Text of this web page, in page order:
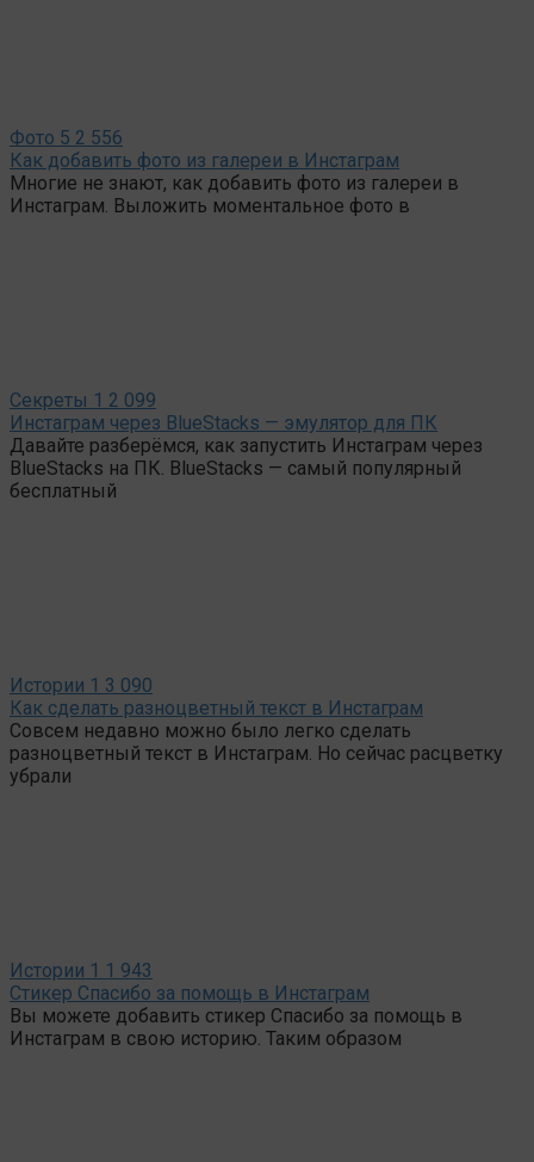
Фото 5 2 556
Как добавить фото из галереи в Инстаграм
Многие не знают, как добавить фото из галереи в
Инстаграм. Выложить моментальное фото в
Секреты 1 2 099
Инстаграм через BlueStacks — эмулятор для ПК
Давайте разберёмся, как запустить Инстаграм через
BlueStacks на ПК. BlueStacks — самый популярный
бесплатный
Истории 1 3 090
Как сделать разноцветный текст в Инстаграм
Совсем недавно можно было легко сделать
разноцветный текст в Инстаграм. Но сейчас расцветку
убрали
Истории 1 1 943
Стикер Спасибо за помощь в Инстаграм
Вы можете добавить стикер Спасибо за помощь в
Инстаграм в свою историю. Таким образом